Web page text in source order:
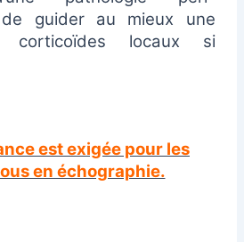
guider au mieux une
corticoïdes locaux si
est exigée pour les
en échographie.